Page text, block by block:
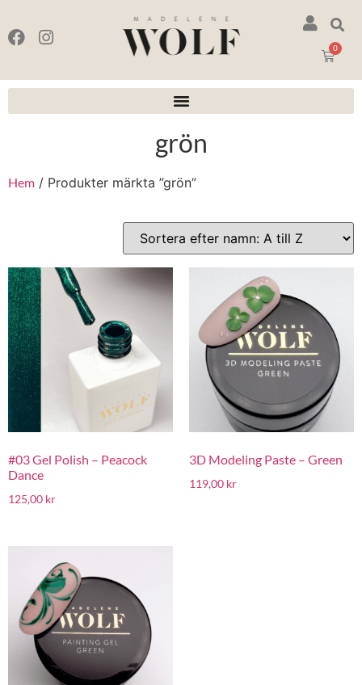
0
grön
Hem / Produkter märkta ”grön”
#03 Gel Polish – Peacock
Dance
125,00 kr
3D Modeling Paste – Green
119,00 kr